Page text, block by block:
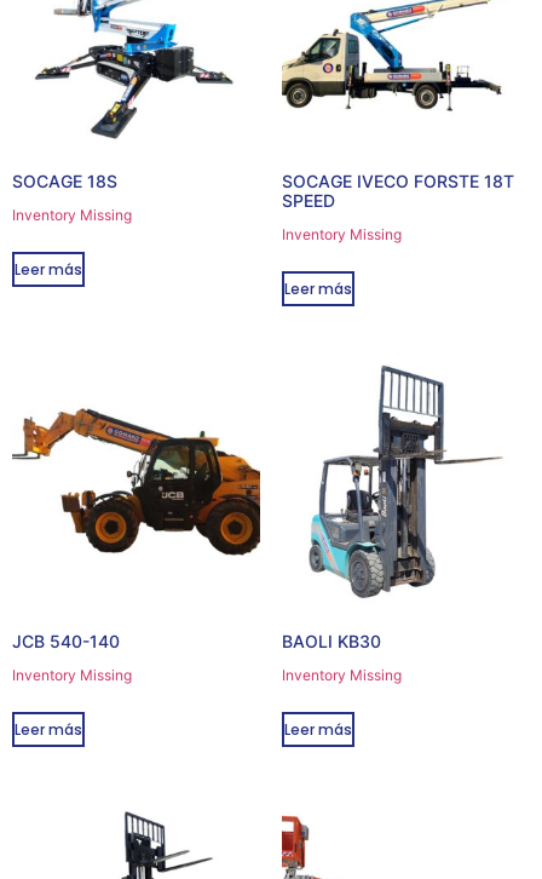
SOCAGE 18S
Inventory Missing
Leer más
SOCAGE IVECO FORSTE 18T
SPEED
Inventory Missing
Leer más
JCB 540-140
Inventory Missing
Leer más
BAOLI KB30
Inventory Missing
Leer más